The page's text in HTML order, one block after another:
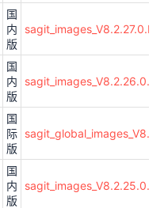
国
内
版
国
内
版
国
际
版
国
内
版